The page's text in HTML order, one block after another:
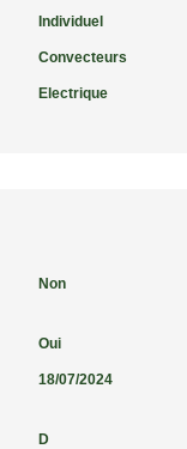
Individuel
Convecteurs
Electrique
Non
Oui
18/07/2024
D